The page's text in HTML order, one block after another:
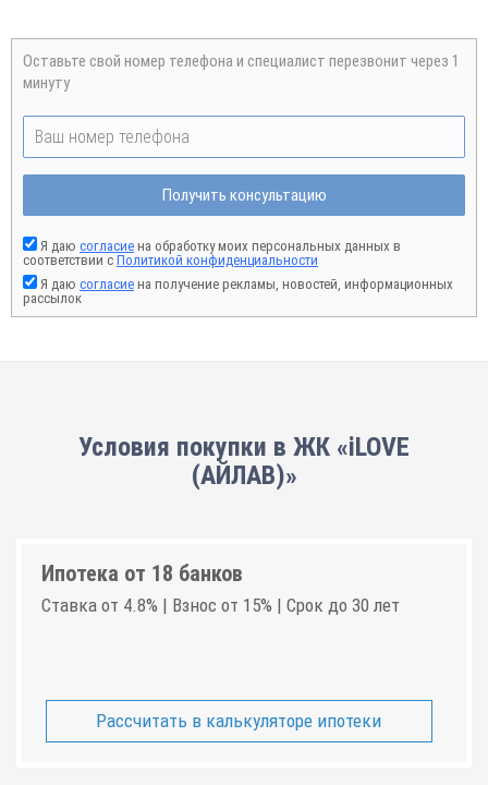
Оставьте свой номер телефона и специалист перезвонит через 1
минуту
Получить консультацию
Я даю согласие на обработку моих персональных данных в
соответствии с Политикой конфиденциальности
Я даю согласие на получение рекламы, новостей, информационных
рассылок
Условия покупки в ЖК «iLOVE
(АЙЛАВ)»
Ипотека от 18 банков
Ставка от 4.8% | Взнос от 15% | Срок до 30 лет
Рассчитать в калькуляторе ипотеки